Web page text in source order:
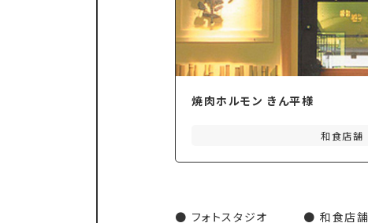
焼肉ホルモン きん平様
和食店舗
フォトスタジオ 和食店舗